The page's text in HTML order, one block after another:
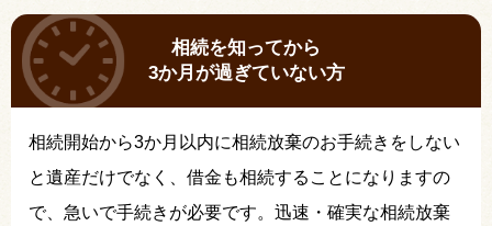
相続を知ってから
3か月が過ぎていない方
相続開始から3か月以内に相続放棄のお手続きをしない
と遺産だけでなく、借金も相続することになりますの
で、急いで手続きが必要です。迅速・確実な相続放棄